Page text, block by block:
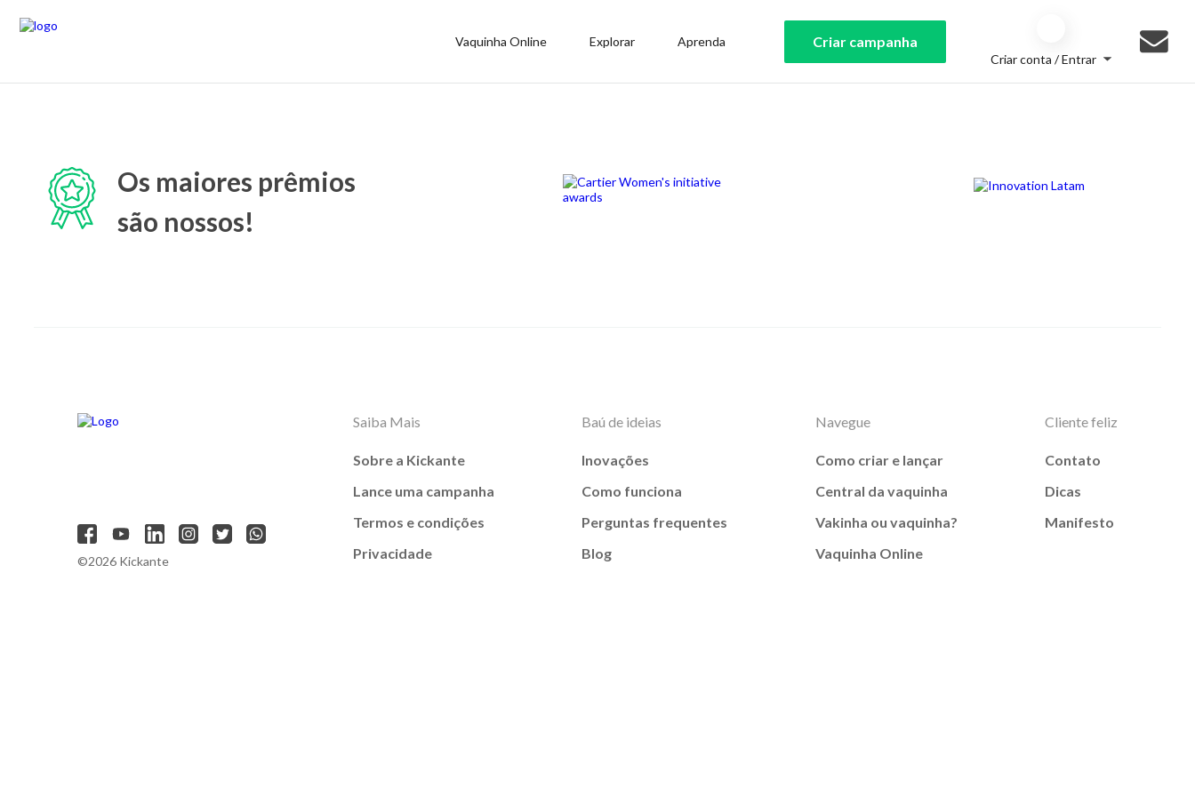
Vaquinha Online Explorar Aprenda Criar campanha
Criar conta / Entrar
Os maiores prêmios
são nossos!
©2026 Kickante
Saiba Mais
Sobre a Kickante
Lance uma campanha
Termos e condições
Privacidade
Baú de ideias
Inovações
Como funciona
Perguntas frequentes
Blog
Navegue
Como criar e lançar
Central da vaquinha
Vakinha ou vaquinha?
Vaquinha Online
Cliente feliz
Contato
Dicas
Manifesto